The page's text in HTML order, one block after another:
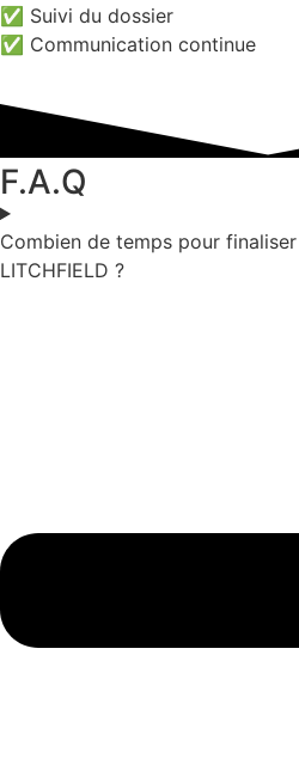
✅ Suivi du dossier
✅ Communication continue
F.A.Q
Combien de temps pour
LITCHFIELD ?